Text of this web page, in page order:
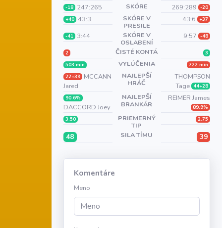
-18 247:265 SKÓRE 269:289 -20
+40 43:3
SKÓRE V
PRESILE
43:6 +37
-41 3:44
SKÓRE V
OSLABENÍ
9:57 -48
2 ČISTÉ KONTÁ
3
503 min
VYLÚČENIA
722 min
22+39 MCCANN
Jared
NAJLEPŠÍ
HRÁČ
THOMPSON
Tage 44+28
90.6%
DACCORD Joey
NAJLEPŠÍ
BRANKÁR
REIMER James
89.9%
3.50
PRIEMERNÝ
TIP
2.75
48 SILA TÍMU 39
Komentáre
Meno